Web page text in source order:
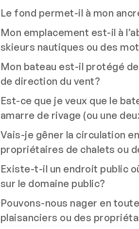
Le fond permet-il à mon
Mon emplacement est-il à
skieurs nautiques ou des
Mon bateau est-il protégé
de direction du vent?
Est-ce que je veux que le
amarre de rivage (ou une
Vais-je gêner la circulation
propriétaires de chalets ou
Existe-t-il un endroit public
sur le domaine public?
Pouvons-nous nager en
plaisanciers ou des